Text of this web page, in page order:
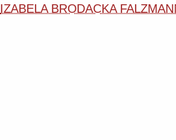
IZABELA BRODACKA